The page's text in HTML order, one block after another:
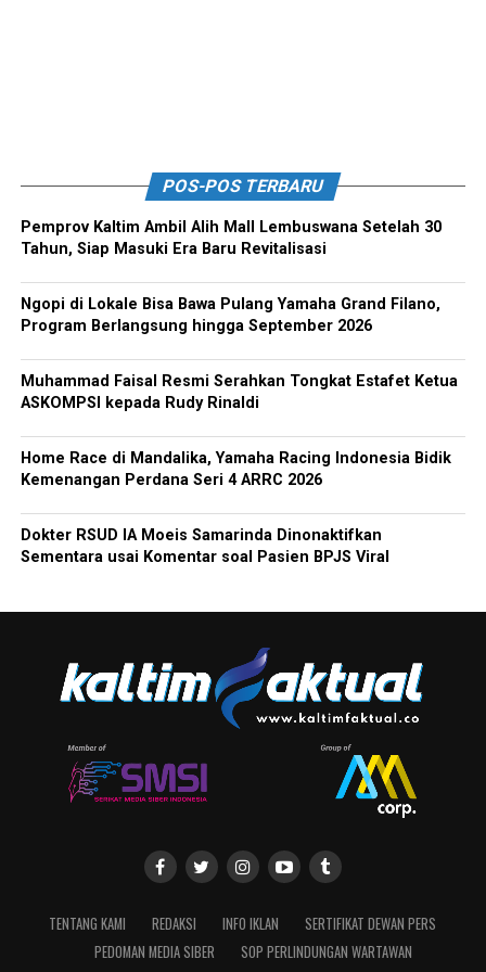
POS-POS TERBARU
Pemprov Kaltim Ambil Alih Mall Lembuswana Setelah 30
Tahun, Siap Masuki Era Baru Revitalisasi
Ngopi di Lokale Bisa Bawa Pulang Yamaha Grand Filano,
Program Berlangsung hingga September 2026
Muhammad Faisal Resmi Serahkan Tongkat Estafet Ketua
ASKOMPSI kepada Rudy Rinaldi
Home Race di Mandalika, Yamaha Racing Indonesia Bidik
Kemenangan Perdana Seri 4 ARRC 2026
Dokter RSUD IA Moeis Samarinda Dinonaktifkan
Sementara usai Komentar soal Pasien BPJS Viral
TENTANG KAMI REDAKSI INFO IKLAN
SERTIFIKAT DEWAN PERS
PEDOMAN MEDIA SIBER
SOP PERLINDUNGAN WARTAWAN